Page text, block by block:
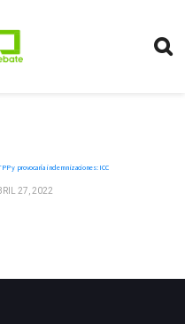
y provocaría indemnizaciones: ICC
27, 2022